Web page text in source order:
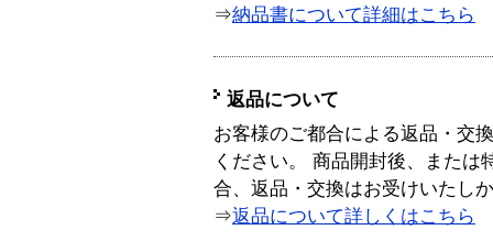
⇒納品書について詳細はこちら
返品について
お客様のご都合による返品・交
ください。 商品開封後、または
合、返品・交換はお受けいたし
⇒返品について詳しくはこちら